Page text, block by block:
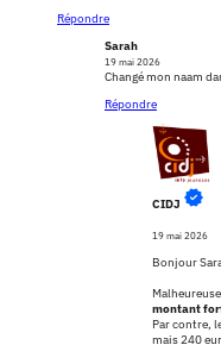
Répondre
Sarah
19 mai 2026
Changé mon naam
Répondre
CIDJ
19 mai 2026
Bonjour
montant
Par contre,
mais 240